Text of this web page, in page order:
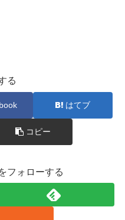
る
はてブ
コピー
フォローする